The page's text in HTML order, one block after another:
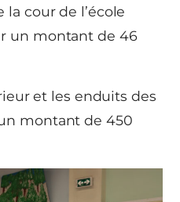
cour de l’école
un montant de 46
et les enduits des
montant de 450